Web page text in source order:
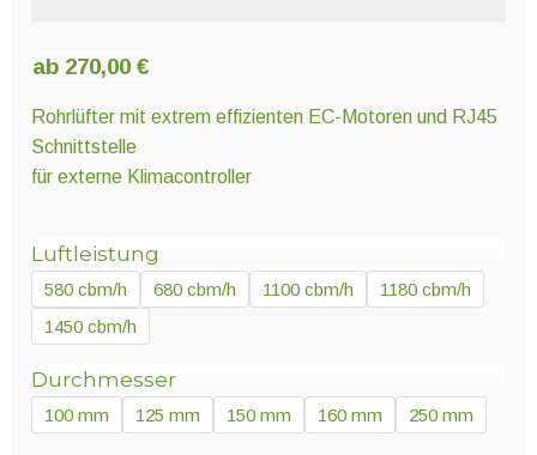
Saatgut
Gartengeräte
Sonstiges
öffnen
ab 270,00 €
Rohrlüfter mit extrem effizienten EC-Motoren und RJ45
Schnittstelle
für externe Klimacontroller
Luftleistung
580 cbm/h 680 cbm/h 1100 cbm/h
1180 cbm/h
1450 cbm/h
Durchmesser
100 mm 125 mm 150 mm 160 mm 250 mm